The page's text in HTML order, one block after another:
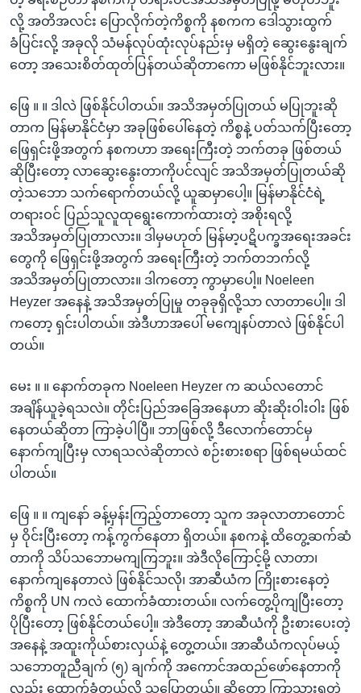
လို့ အတိအလင်း ပြောလိုက်တဲ့ကိစ္စကို နစကက ဒေါသွားထွက်
ခံပြင်းလို့ အခုလို သံမန်လုပ်ထုံးလုပ်နည်းမှ မရှိတဲ့ ဆွေးနွေးချက်
တော့ အသေးစိတ်ထုတ်ပြန်တယ်ဆိုတာကော မဖြစ်နိုင်ဘူးလား။
ဖြေ ။ ။ ဒါလဲ ဖြစ်နိုင်ပါတယ်။ အသိအမှတ်ပြုတယ် မပြုဘူးဆို
တာက မြန်မာနိုင်ငံမှာ အခုဖြစ်ပေါ်နေတဲ့ ကိစ္စနဲ့ ပတ်သက်ပြီးတော့
ဖြေရှင်းဖို့အတွက် နစကဟာ အရေးကြီးတဲ့ ဘက်တခု ဖြစ်တယ်
ဆိုပြီးတော့ လာဆွေးနွေးတာကိုပင်လျင် အသိအမှတ်ပြုတယ်ဆို
တဲ့သဘော သက်ရောက်တယ်လို့ ယူဆမှာပေါ့။ မြန်မာနိုင်ငံရဲ့
တရားဝင် ပြည်သူလူထုရွေးကောက်ထားတဲ့ အစိုးရလို့
အသိအမှတ်ပြုတာလား။ ဒါမှမဟုတ် မြန်မာ့ပဋိပက္ခအရေးအခင်း
တွေကို ဖြေရှင်းဖို့အတွက် အရေးကြီးတဲ့ ဘက်တဘက်လို့
အသိအမှတ်ပြုတာလား။ ဒါကတော့ ကွာမှာပေါ့။ Noeleen
Heyzer အနေနဲ့ အသိအမှတ်ပြုမှု တခုခုရှိလို့သာ လာတာပေါ့။ ဒါ
ကတော့ ရှင်းပါတယ်။ အဲဒီဟာအပေါ် မကျေနပ်တာလဲ ဖြစ်နိုင်ပါ
တယ်။
မေး ။ ။ နောက်တခုက Noeleen Heyzer က ဆယ်လတောင်
အချိန်ယူခဲ့ရသလဲ။ တိုင်းပြည်အခြေအနေဟာ ဆိုးဆိုးဝါးဝါး ဖြစ်
နေတယ်ဆိုတာ ကြာခဲ့ပါပြီ။ ဘာဖြစ်လို့ ဒီလောက်တောင်မှ
နောက်ကျပြီးမှ လာရသလဲဆိုတာလဲ စဉ်းစားစရာ ဖြစ်ရမယ်ထင်
ပါတယ်။
ဖြေ ။ ။ ကျနော် ခန့်မှန်းကြည့်တာတော့ သူက အခုလာတာတောင်
မှ ဝိုင်းပြီးတော့ ကန့်ကွက်နေတာ ရှိတယ်။ နစကနဲ့ ထိတွေ့ဆက်ဆံ
တာကို သိပ်သဘောမကျကြဘူး။ အဲဒီလိုကြောင့်မို့ လာတာ၊
နောက်ကျနေတာလဲ ဖြစ်နိုင်သလို၊ အာဆီယံက ကြိုးစားနေတဲ့
ကိစ္စကို UN ကလဲ ထောက်ခံထားတယ်။ လက်တွေ့ပိုကျပြီးတော့
ပိုပြီးတော့ ဖြစ်နိုင်တယ်ပေါ့။ အဲဒီတော့ အာဆီယံကို ဦးစားပေးတဲ့
အနေနဲ့ အထူးကိုယ်စားလှယ်နဲ့ တွေ့တယ်။ အာဆီယံကလုပ်မယ့်
သဘောတူညီချက် (၅) ချက်ကို အကောင်အထည်ဖော်နေတာကို
လည်း ထောက်ခံတယ်လို့ သူပြောတယ်။ ဆိုတော့ ကြာသွားရတဲ့